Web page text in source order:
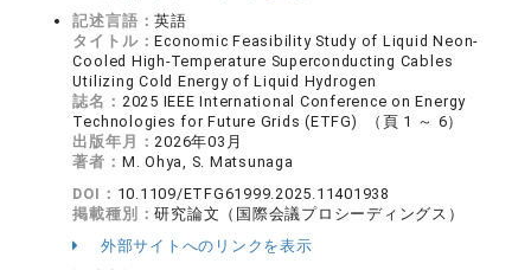
記述言語：英語
タイトル：Economic Feasibility Study of Liquid Neon-
Cooled High-Temperature Superconducting Cables
Utilizing Cold Energy of Liquid Hydrogen
誌名： 2025 IEEE International Conference on Energy
Technologies for Future Grids (ETFG) （頁 1 ～ 6）
出版年月：2026年03月
著者： M. Ohya, S. Matsunaga
DOI： 10.1109/ETFG61999.2025.11401938
掲載種別：研究論文（国際会議プロシーディングス）
外部サイトへのリンクを表示